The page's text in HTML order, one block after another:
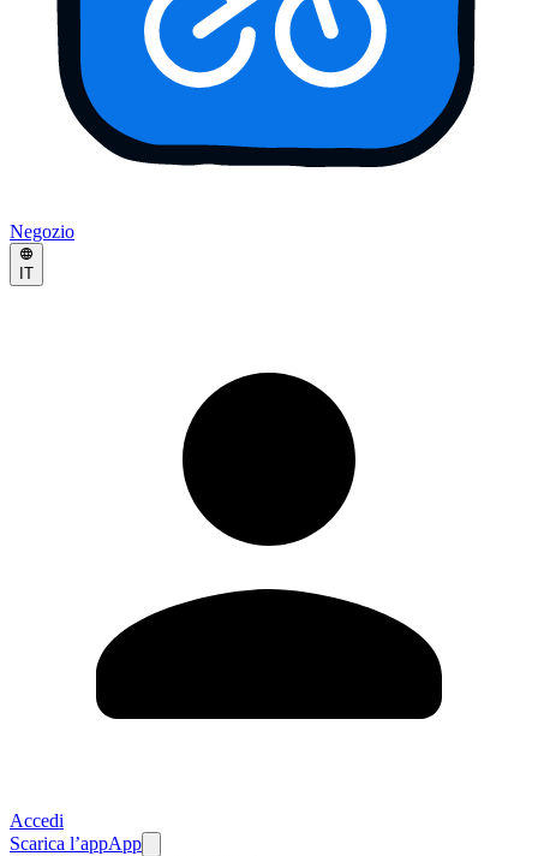
Negozio
IT
Accedi
Scarica l’appApp